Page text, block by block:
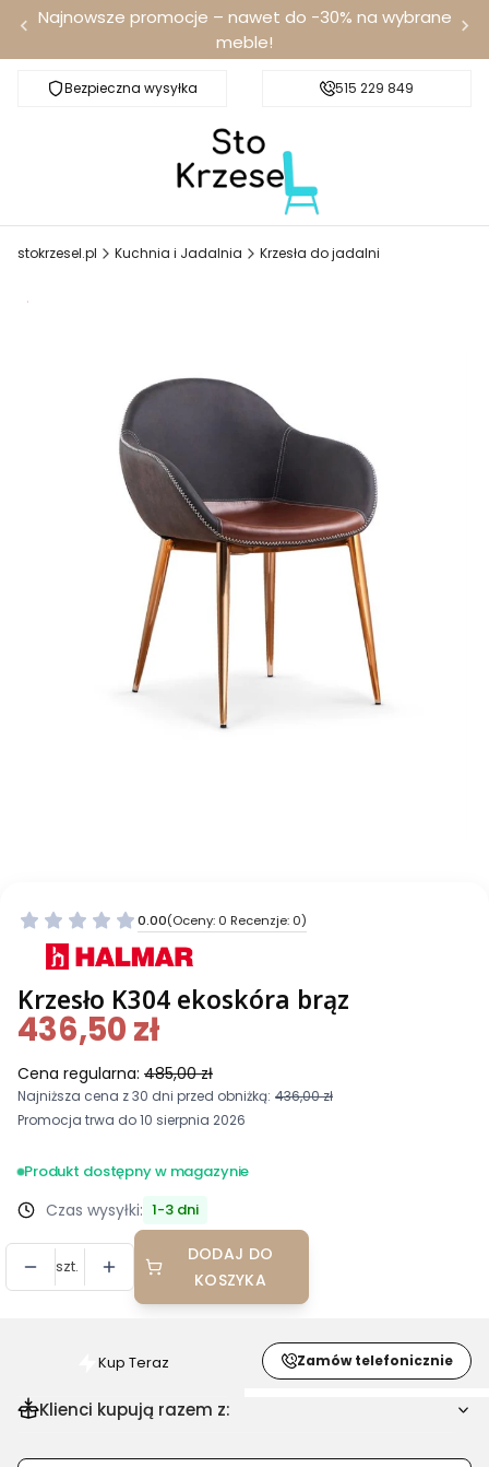
Najnowsze promocje – nawet do -30% na wybrane
meble!
Bezpieczna wysyłka Darmowa dostawa od 100 zł
515 229 849
stokrzesel.pl Kuchnia i Jadalnia Krzesła do jadalni
Promocja
0.00(Oceny: 0 Recenzje: 0)
Krzesło K304 ekoskóra brąz
436,50 zł
Cena regularna: 485,00 zł
Najniższa cena z 30 dni przed obniżką: 436,00 zł
Promocja trwa do 10 sierpnia 2026
Produkt dostępny w magazynie
Czas wysyłki: 1-3 dni
szt.
DODAJ DO
KOSZYKA
Szybki
zakup
dla
Kup Teraz Zamów telefonicznie
Klienci kupują razem z: